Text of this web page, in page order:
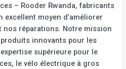
– Rooder Rwanda, fabricants
excellent moyen d’améliorer
nos réparations. Notre mission
innovants pour les
supérieure pour le
le vélo électrique à gros